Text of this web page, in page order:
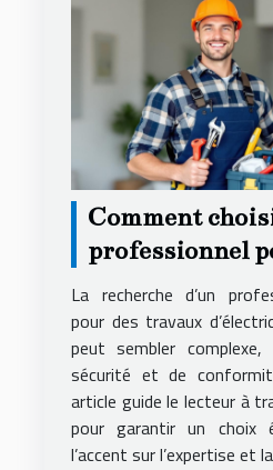
Comment
professionnel
installations
plomberie
La recherche d’un
pour des travaux
peut sembler
sécurité et de
article guide le lecteur à
pour garantir un choix
l’accent sur l’expertise et